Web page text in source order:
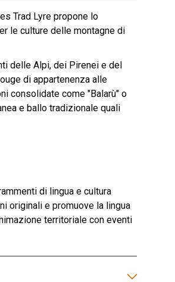
Trad Lyre propone lo
le culture delle montagne di
delle Alpi, dei Pirenei e del
di appartenenza alle
consolidate come "Balarù" o
e ballo tradizionale quali
di lingua e cultura
originali e promuove la lingua
territoriale con eventi